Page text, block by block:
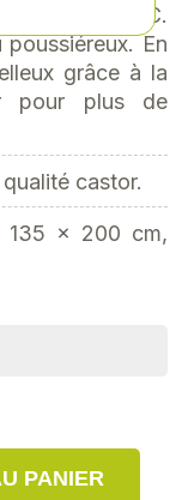
TRAC.
En
grâce à la
pour plus de
castor.
135 x 200 cm,
PANIER